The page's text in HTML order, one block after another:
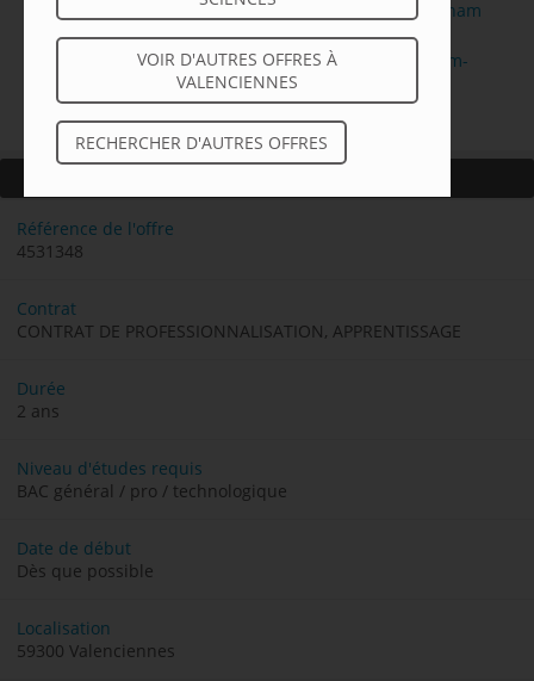
+d'info sur l'offre de formations en alternance au Cnam
Hauts de France:https://www.cnam-hauts-de-
france.fr/poursuites-detudes-en-alternance-au-cnam-
Référence de l'offre
4531348
Contrat
CONTRAT DE PROFESSIONNALISATION, APPRENTISSAGE
Durée
2 ans
Niveau d'études requis
BAC général / pro / technologique
Date de début
Dès que possible
Localisation
59300 Valenciennes
VOIR D'AUTRES OFFRES À
VALENCIENNES
RECHERCHER D'AUTRES OFFRES